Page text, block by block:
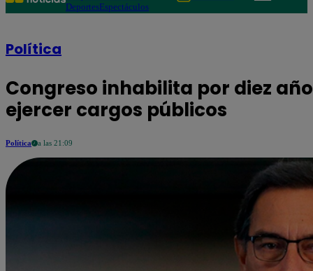
DeportesEspectáculos
Política
Congreso inhabilita por diez
ejercer cargos públicos
Política a las 21:09